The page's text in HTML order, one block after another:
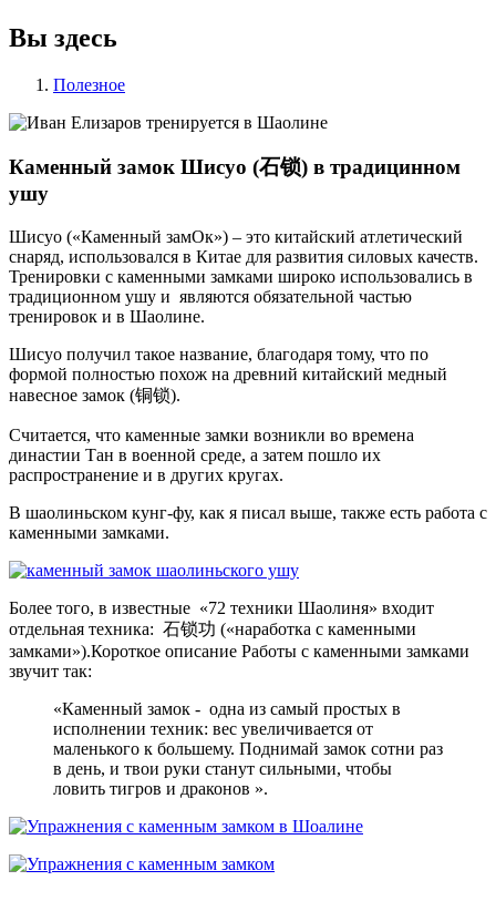
Вы здесь
Полезное
Каменный замок Шисуо (石锁) в традицинном
ушу
Шисуо («Каменный замОк») – это китайский атлетический
снаряд, использовался в Китае для развития силовых качеств.
Тренировки с каменными замками широко использовались в
традиционном ушу и являются обязательной частью
тренировок и в Шаолине.
Шисуо получил такое название, благодаря тому, что по
формой полностью похож на древний китайский медный
навесное замок (铜锁).
Считается, что каменные замки возникли во времена
династии Тан в военной среде, а затем пошло их
распространение и в других кругах.
В шаолиньском кунг-фу, как я писал выше, также есть работа с
каменными замками.
Более того, в известные «72 техники Шаолиня» входит
отдельная техника: 石锁功 («наработка с каменными
замками»).Короткое описание Работы с каменными замками
звучит так:
«Каменный замок - одна из самый простых в
исполнении техник: вес увеличивается от
маленького к большему. Поднимай замок сотни раз
в день, и твои руки станут сильными, чтобы
ловить тигров и драконов ».